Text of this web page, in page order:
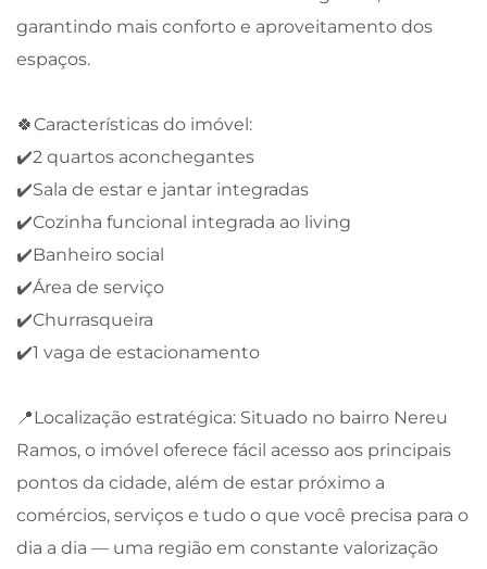
garantindo mais conforto e aproveitamento dos
espaços.
🍀Características do imóvel:
✔️2 quartos aconchegantes
✔️Sala de estar e jantar integradas
✔️Cozinha funcional integrada ao living
✔️Banheiro social
✔️Área de serviço
✔️Churrasqueira
✔️1 vaga de estacionamento
📍Localização estratégica: Situado no bairro Nereu
Ramos, o imóvel oferece fácil acesso aos principais
pontos da cidade, além de estar próximo a
comércios, serviços e tudo o que você precisa para o
dia a dia — uma região em constante valorização